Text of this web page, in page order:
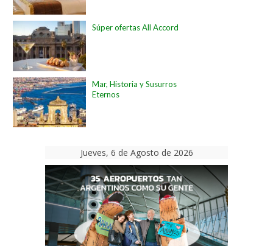
Súper ofertas All Accord
Mar, Historia y Susurros
Eternos
Jueves, 6 de Agosto de 2026